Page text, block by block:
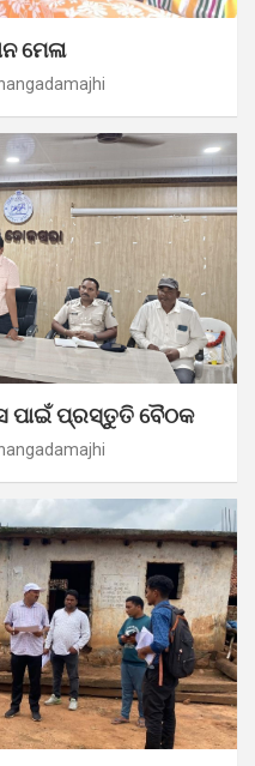
ମେଳା
ପାଇଁ ପ୍ରସ୍ତୁତି ବୈଠକ